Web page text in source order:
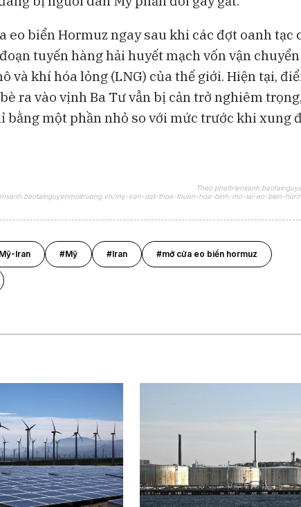
eo biển Hormuz ngay sau khi các đợt oanh tạc
tuyến hàng hải huyết mạch vốn vận
và khí hóa lỏng (LNG) của thế giới. Hiện tại,
ra vào vịnh Ba Tư vẫn bị cản trở nghiêm
bằng một phần nhỏ so với mức trước khi xung
Theo
my-iran-dat-thoa-thuan-hoa-binh-mo-lai-eo-bien-
Iran #Mỹ #Iran #mở cửa eo biển hormuz